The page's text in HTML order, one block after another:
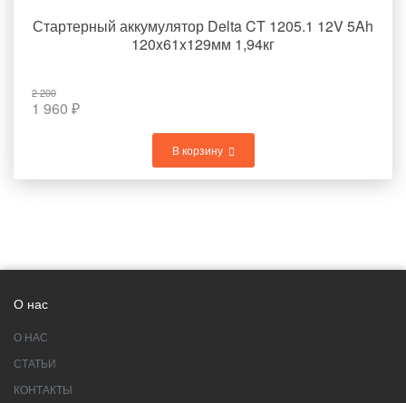
Стартерный аккумулятор Delta CT 1205.1 12V 5Ah
120x61x129мм 1,94кг
2 200
1 960 ₽
В корзину
О нас
О НАС
СТАТЬИ
КОНТАКТЫ